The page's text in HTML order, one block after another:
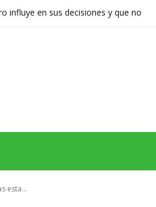
influye en sus decisiones y que no
esta...